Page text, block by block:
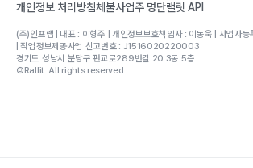
개인정보 처리방침체불사업주 명단랠릿 API
(주)인프랩 | 대표 : 이형주 | 개인정보보호책임자 : 이동욱 | 사업
| 직업정보제공사업 신고번호 : J1516020220003
경기도 성남시 분당구 판교로289번길 20 3동 5층
©Rallit. All rights reserved.